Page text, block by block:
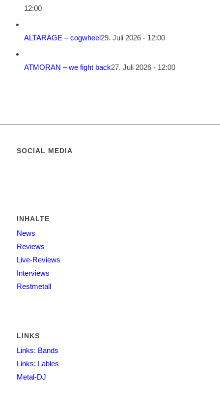
12:00
ALTARAGE – cogwheel29. Juli 2026 - 12:00
ATMORAN – we fight back27. Juli 2026 - 12:00
SOCIAL MEDIA
INHALTE
News
Reviews
Live-Reviews
Interviews
Restmetall
LINKS
Links: Bands
Links: Lables
Metal-DJ